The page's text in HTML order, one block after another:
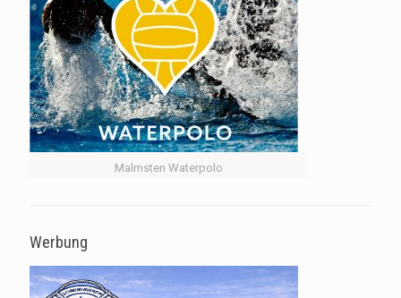
Malmsten Waterpolo
Werbung